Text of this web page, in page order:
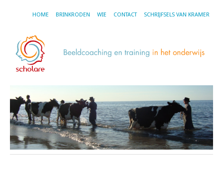
HOME BRINKRODEN WIE CONTACT SCHRIJFSELS VAN KRAMER